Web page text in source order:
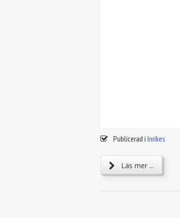
Publicerad i Inrikes
Läs mer ...